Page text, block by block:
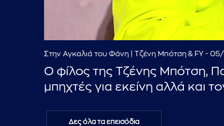
Στην Αγκαλιά του Φάνη | Τζένη Μπότση & FY -
Ο φίλος της Τζένης Μπότση,
μπηχτές για εκείνη αλλά και
Δες όλα τα επεισόδια